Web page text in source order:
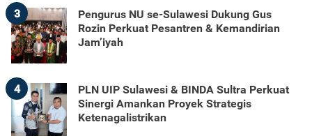
3
Pengurus NU se-Sulawesi Dukung Gus
Rozin Perkuat Pesantren & Kemandirian
Jam’iyah
4
PLN UIP Sulawesi & BINDA Sultra Perkuat
Sinergi Amankan Proyek Strategis
Ketenagalistrikan